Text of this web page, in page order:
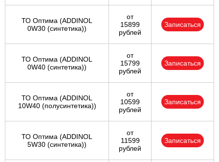
ТО Оптима (ADDINOL
0W30 (синтетика))
от
15899
рублей
Записаться
ТО Оптима (ADDINOL
0W40 (синтетика))
от
15799
рублей
Записаться
ТО Оптима (ADDINOL
10W40 (полусинтетика))
от
10599
рублей
Записаться
ТО Оптима (ADDINOL
5W30 (синтетика))
от
11599
рублей
Записаться